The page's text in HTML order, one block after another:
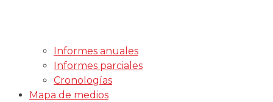
Informes anuales
Informes parciales
Cronologías
Mapa de medios